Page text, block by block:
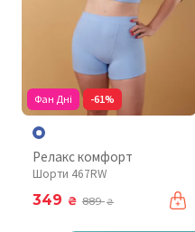
Фан Дні -61%
Релакс комфорт
Шорти 467RW
349 ₴ 889₴